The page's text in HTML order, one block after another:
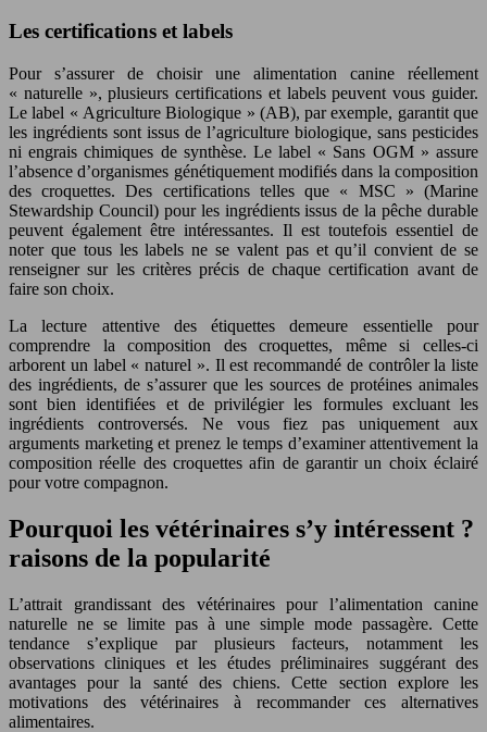
Les certifications et labels
Pour s’assurer de choisir une alimentation canine réellement
« naturelle », plusieurs certifications et labels peuvent vous guider.
Le label « Agriculture Biologique » (AB), par exemple, garantit que
les ingrédients sont issus de l’agriculture biologique, sans pesticides
ni engrais chimiques de synthèse. Le label « Sans OGM » assure
l’absence d’organismes génétiquement modifiés dans la composition
des croquettes. Des certifications telles que « MSC » (Marine
Stewardship Council) pour les ingrédients issus de la pêche durable
peuvent également être intéressantes. Il est toutefois essentiel de
noter que tous les labels ne se valent pas et qu’il convient de se
renseigner sur les critères précis de chaque certification avant de
faire son choix.
La lecture attentive des étiquettes demeure essentielle pour
comprendre la composition des croquettes, même si celles-ci
arborent un label « naturel ». Il est recommandé de contrôler la liste
des ingrédients, de s’assurer que les sources de protéines animales
sont bien identifiées et de privilégier les formules excluant les
ingrédients controversés. Ne vous fiez pas uniquement aux
arguments marketing et prenez le temps d’examiner attentivement la
composition réelle des croquettes afin de garantir un choix éclairé
pour votre compagnon.
Pourquoi les vétérinaires s’y intéressent ?
raisons de la popularité
L’attrait grandissant des vétérinaires pour l’alimentation canine
naturelle ne se limite pas à une simple mode passagère. Cette
tendance s’explique par plusieurs facteurs, notamment les
observations cliniques et les études préliminaires suggérant des
avantages pour la santé des chiens. Cette section explore les
motivations des vétérinaires à recommander ces alternatives
alimentaires.